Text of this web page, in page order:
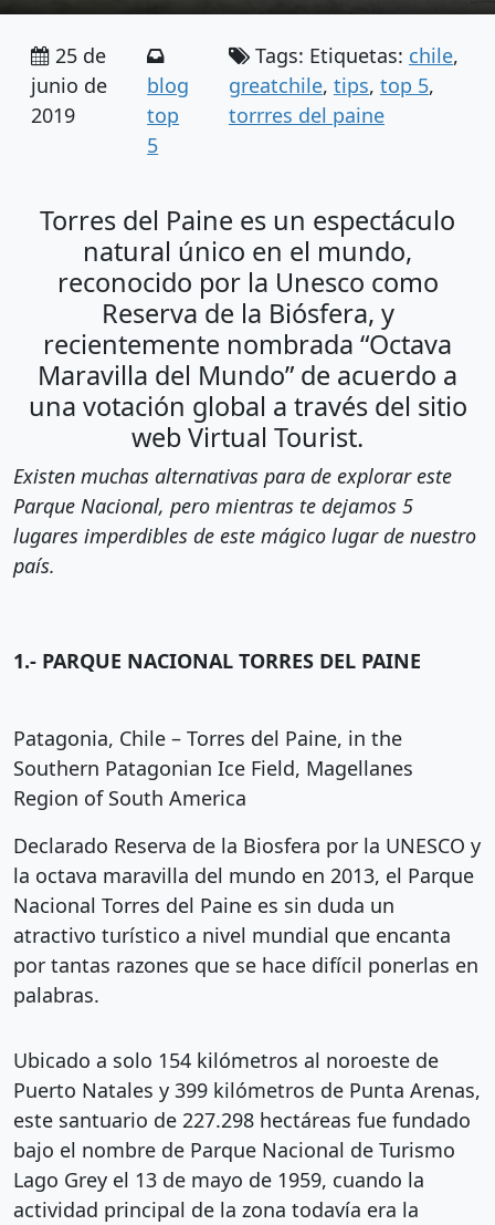
25 de
junio de
2019
blog
top
5
Tags: Etiquetas: chile,
greatchile, tips, top 5,
torrres del paine
Torres del Paine es un espectáculo
natural único en el mundo,
reconocido por la Unesco como
Reserva de la Biósfera, y
recientemente nombrada “Octava
Maravilla del Mundo” de acuerdo a
una votación global a través del sitio
web Virtual Tourist.
Existen muchas alternativas para de explorar este
Parque Nacional, pero mientras te dejamos 5
lugares imperdibles de este mágico lugar de nuestro
país.
1.- PARQUE NACIONAL TORRES DEL PAINE
Patagonia, Chile – Torres del Paine, in the
Southern Patagonian Ice Field, Magellanes
Region of South America
Declarado Reserva de la Biosfera por la UNESCO y
la octava maravilla del mundo en 2013, el Parque
Nacional Torres del Paine es sin duda un
atractivo turístico a nivel mundial que encanta
por tantas razones que se hace difícil ponerlas en
palabras.
Ubicado a solo 154 kilómetros al noroeste de
Puerto Natales y 399 kilómetros de Punta Arenas,
este santuario de 227.298 hectáreas fue fundado
bajo el nombre de Parque Nacional de Turismo
Lago Grey el 13 de mayo de 1959, cuando la
actividad principal de la zona todavía era la